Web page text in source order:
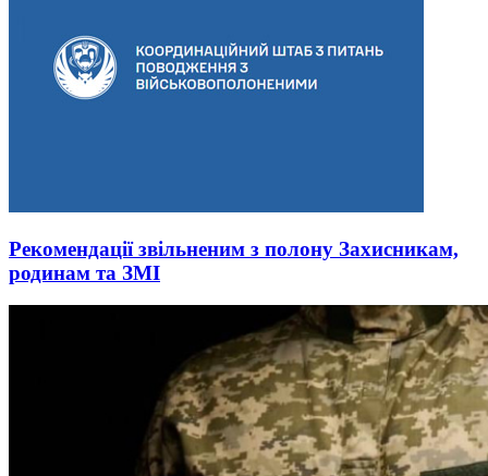
Рекомендації звільненим з полону Захисникам,
родинам та ЗМІ